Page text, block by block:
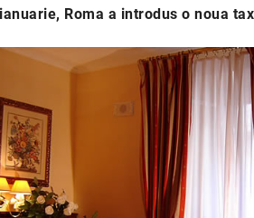
Roma a introdus o noua